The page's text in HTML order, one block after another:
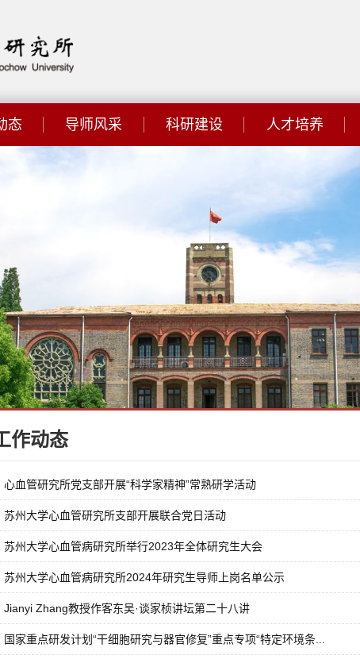
态 导师风采 科研建设 人才培养
作动态
心血管研究所党支部开展“科学家精神”常熟研学活动
苏州大学心血管研究所支部开展联合党日活动
苏州大学心血管病研究所举行2023年全体研究生大会
苏州大学心血管病研究所2024年研究生导师上岗名单公示
Jianyi Zhang教授作客东吴·谈家桢讲坛第二十八讲
国家重点研发计划“干细胞研究与器官修复”重点专项“特定环境条...